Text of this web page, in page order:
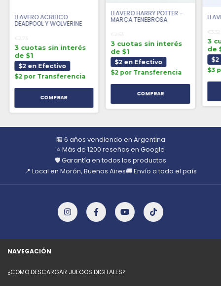
LLAVERO ACRILICO
DEADPOOL Y WOLVERINE
€2,73
3 cuotas sin interés
de $1
$2 en Efectivo
$2 por Transferencia
LLAVERO HARRY POTTER -
MARCA TENEBROSA
€2,53
3 cuotas sin interés
de $1
$2 en Efectivo
$2 por Transferencia
€3,32
3
de
$3
🏪 6 años vendiendo en Argentina
⭐ Más de 1200 reseñas en Google
🛡️ Garantía en todos los productos
📍 Local en Morón, Buenos Aires🚚 Envío a todo el país
NAVEGACIÓN
¿COMO DESCARGAR JUEGOS DIGITALES?